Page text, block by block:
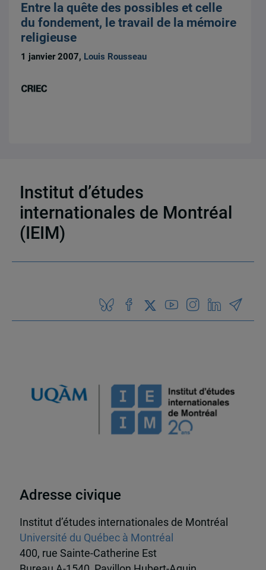
Entre la quête des possibles et celle
du fondement, le travail de la mémoire
religieuse
1 janvier 2007, Louis Rousseau
20 résultats
Institut d’études
internationales de Montréal
(IEIM)
Adresse civique
Institut d’études internationales de Montréal
Université du Québec à Montréal
400, rue Sainte-Catherine Est